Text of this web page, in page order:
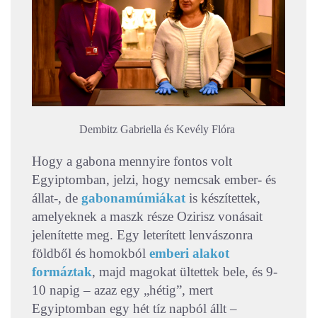
Dembitz Gabriella és Kevély Flóra
Hogy a gabona mennyire fontos volt
Egyiptomban, jelzi, hogy nemcsak ember- és
állat-, de gabonamúmiákat is készítettek,
amelyeknek a maszk része Ozirisz vonásait
jelenítette meg. Egy leterített lenvászonra
földből és homokból emberi alakot
formáztak, majd magokat ültettek bele, és 9-
10 napig – azaz egy „hétig”, mert
Egyiptomban egy hét tíz napból állt –